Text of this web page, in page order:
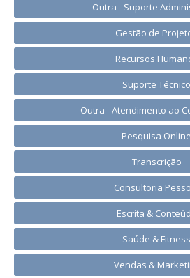
Outra - Suporte
Gestão de
Recursos
Suporte Técnico
Outra - Atendimento ao
Pesquisa Online
Transcrição
Consultoria
Escrita &
Saúde & Fitness
Vendas &